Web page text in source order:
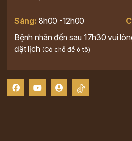
Sáng: 8h00 -12h00
Bệnh nhân đến sau 17h30 vui
đặt lịch (Có chỗ để ô tô)